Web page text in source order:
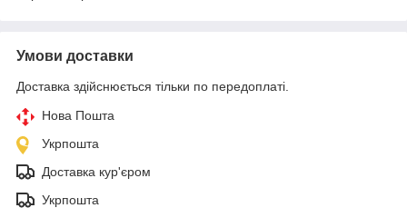
Умови доставки
Доставка здійснюється тільки по передоплаті.
Нова Пошта
Укрпошта
Доставка кур'єром
Укрпошта